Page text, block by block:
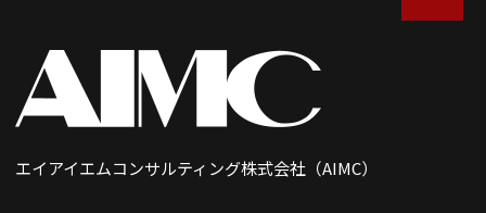
エイアイエムコンサルティング株式会社（AIMC）